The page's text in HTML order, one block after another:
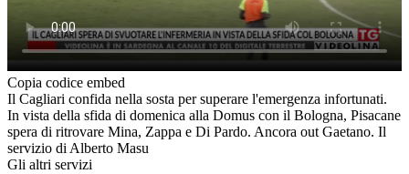
Copia codice embed
Il Cagliari confida nella sosta per superare l'emergenza infortunati.
In vista della sfida di domenica alla Domus con il Bologna, Pisacane
spera di ritrovare Mina, Zappa e Di Pardo. Ancora out Gaetano. Il
servizio di Alberto Masu
Gli altri servizi